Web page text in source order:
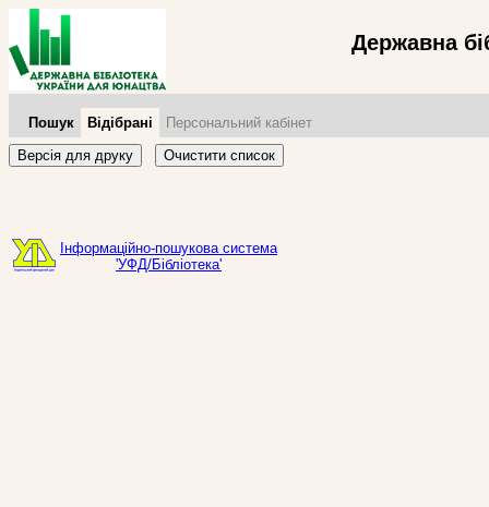
Державна
Пошук Відібрані
Персональний кабінет
Версія для друку
Очистити список
Інформаційно-пошукова система
'УФД/Бібліотека'